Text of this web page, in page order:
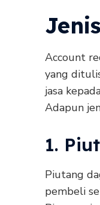
Account
yang
jasa
Adapun
1.
Piutang
pembeli